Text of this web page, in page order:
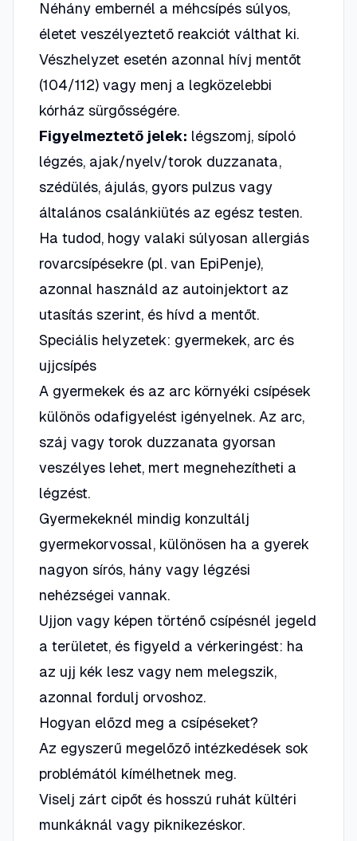
Néhány embernél a méhcsípés súlyos,
életet veszélyeztető reakciót válthat ki.
Vészhelyzet esetén azonnal hívj mentőt
(104/112) vagy menj a legközelebbi
kórház sürgősségére.
Figyelmeztető jelek: légszomj, sípoló
légzés, ajak/nyelv/torok duzzanata,
szédülés, ájulás, gyors pulzus vagy
általános csalánkiütés az egész testen.
Ha tudod, hogy valaki súlyosan allergiás
rovarcsípésekre (pl. van EpiPenje),
azonnal használd az autoinjektort az
utasítás szerint, és hívd a mentőt.
Speciális helyzetek: gyermekek, arc és
ujjcsípés
A gyermekek és az arc környéki csípések
különös odafigyelést igényelnek. Az arc,
száj vagy torok duzzanata gyorsan
veszélyes lehet, mert megnehezítheti a
légzést.
Gyermekeknél mindig konzultálj
gyermekorvossal, különösen ha a gyerek
nagyon sírós, hány vagy légzési
nehézségei vannak.
Ujjon vagy képen történő csípésnél jegeld
a területet, és figyeld a vérkeringést: ha
az ujj kék lesz vagy nem melegszik,
azonnal fordulj orvoshoz.
Hogyan előzd meg a csípéseket?
Az egyszerű megelőző intézkedések sok
problémától kímélhetnek meg.
Viselj zárt cipőt és hosszú ruhát kültéri
munkáknál vagy piknikezéskor.